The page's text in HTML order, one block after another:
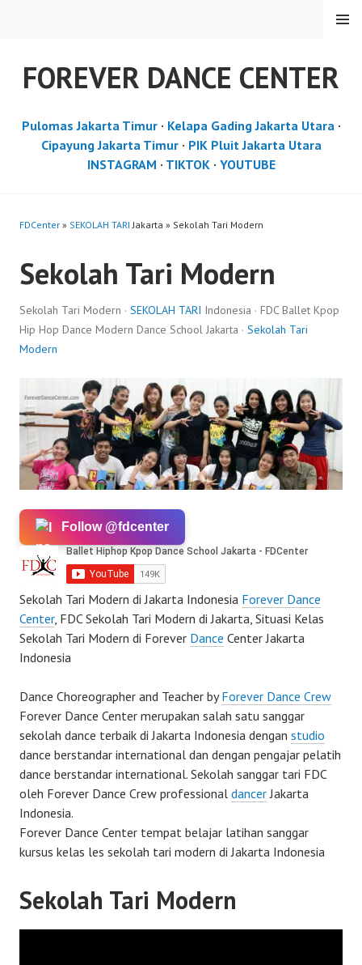
FOREVER DANCE CENTER
MENU
Pulomas Jakarta Timur· Kelapa Gading Jakarta Utara·
Cipayung Jakarta Timur· PIK Pluit Jakarta Utara
INSTAGRAM · TIKTOK· YOUTUBE
FDCenter » SEKOLAH TARI Jakarta » Sekolah Tari Modern
Sekolah Tari Modern
Sekolah Tari Modern · SEKOLAH TARI Indonesia · FDC Ballet Kpop
Hip Hop Dance Modern Dance School Jakarta · Sekolah Tari
Modern
Follow @fdcenter
Sekolah Tari Modern di Jakarta Indonesia Forever Dance
Center, FDC Sekolah Tari Modern di Jakarta, Situasi Kelas
Sekolah Tari Modern di Forever Dance Center Jakarta
Indonesia
Dance Choreographer and Teacher byForever Dance Crew
Forever Dance Center merupakan salah satu sanggar
sekolah dance terbaik di Jakarta Indonesia dengan studio
dance berstandar international dan dengan pengajar pelatih
dance berstandar international. Sekolah sanggar tari FDC
oleh Forever Dance Crew professional dancerJakarta
Indonesia.
Forever Dance Center tempat belajar latihan sanggar
kursus kelas les sekolah tari modern di Jakarta Indonesia
Sekolah Tari Modern